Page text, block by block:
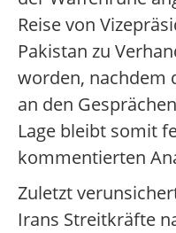
Reise von
Pakistan zu
worden, nachdem
an den
Lage bleibt somit
kommentierten
Zuletzt
Irans Streitkräfte